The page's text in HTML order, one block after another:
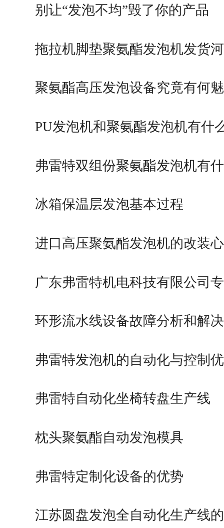
别让“发泡不均”毁了你的产品
拖拉机脚垫聚氨酯发泡机发货
聚氨酯高压发泡设备究竟有何
PU发泡机和聚氨酯发泡机有什
弗雷特双组份聚氨酯发泡机有
冰箱保温层发泡基本过程
进口高压聚氨酯发泡机的改装
广东弗雷特机电科技有限公司
环形流水线设备故障分析和解
弗雷特发泡机的自动化与控制
弗雷特自动化坐椅转盘生产线
枕头聚氨酯自动发泡模具
弗雷特定制化设备的优势
江苏圆盘发泡全自动化生产线